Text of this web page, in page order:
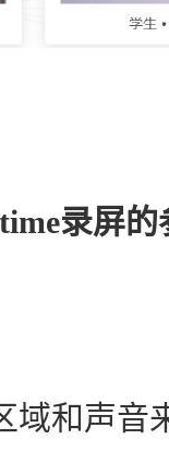
录屏
和声音